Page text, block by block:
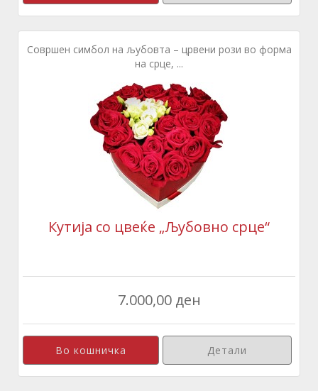
Совршен симбол на љубовта – црвени рози во форма
на срце, ...
Кутија со цвеќе „Љубовно срце“
7.000,00 ден
Детали